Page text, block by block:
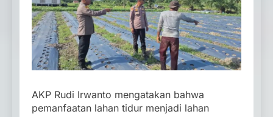
AKP Rudi Irwanto mengatakan bahwa
pemanfaatan lahan tidur menjadi lahan